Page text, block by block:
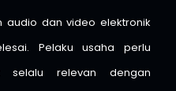
audio dan video elektronik
Pelaku usaha perlu
selalu relevan dengan